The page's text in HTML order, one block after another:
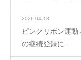
2026.04.18
ピンクリボン運
の継続登録に...